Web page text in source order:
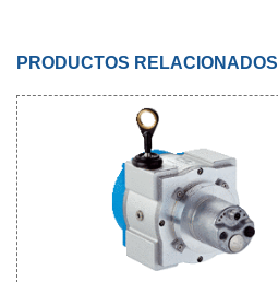
PRODUCTOS RELACIONADOS